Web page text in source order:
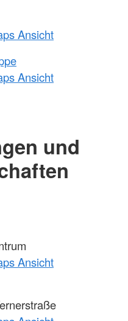
Ansicht
Ansicht
und
Ansicht